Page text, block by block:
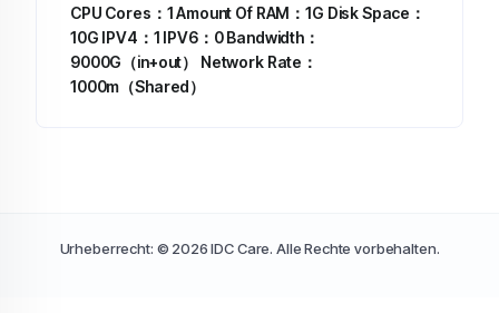
CPU Cores：1Amount Of RAM：1G Disk Space：
10G IPV4：1 IPV6：0Bandwidth：
9000G（in+out）
Network Rate：
1000m（Shared）
Urheberrecht: © 2026 IDC Care. Alle Rechte vorbehalten.